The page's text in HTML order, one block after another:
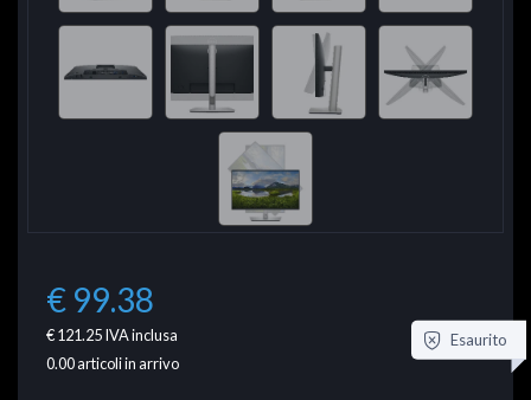
€ 99.38
€ 121.25IVA inclusa
0.00articoli in arrivo
Esaurito